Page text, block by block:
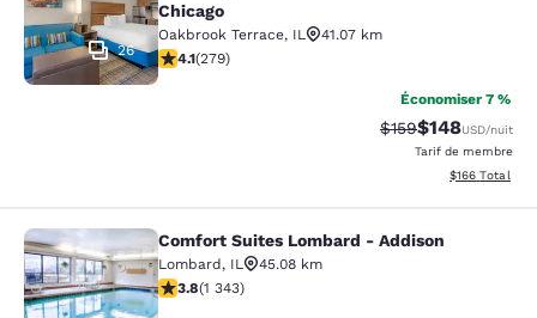
26
Chicago
Oakbrook Terrace, IL
41.07 km
4.1 étoiles. Très bon. 279 commentaires
4.1(279)
Économiser 7 %
Tarif barré :
$159Tarif réduit :
$148USD/nuit
Tarif de membre
Afficher les
$166 Total
Comfort Suites Lombard - Addison
Comfort Suites Lombard - Addison
Lombard, IL
45.08 km
3.84 étoiles. Bien. 1343 commentaires
3.8(1 343)